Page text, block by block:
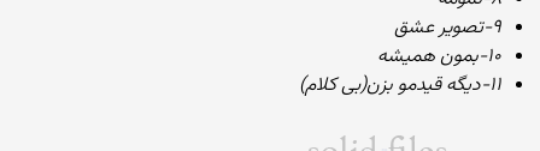
۹-تصویر عشق
۱۰-بمون همیشه
۱۱-دیگه قیدمو بزن(بی کلام)